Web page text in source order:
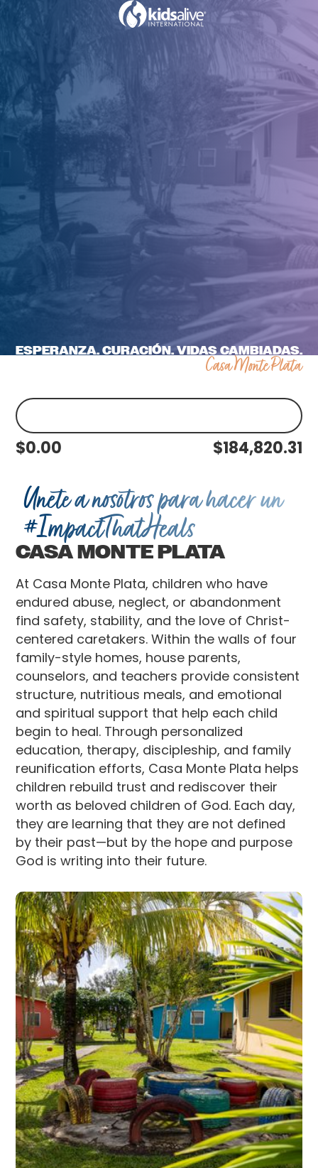
ESPERANZA. CURACIÓN. VIDAS CAMBIADAS.
Casa Monte Plata
$0.00 $184,820.31
Únete a nosotros para hacer un
#ImpactThatHeals
CASA MONTE PLATA
At Casa Monte Plata, children who have
endured abuse, neglect, or abandonment
find safety, stability, and the love of Christ-
centered caretakers. Within the walls of four
family-style homes, house parents,
counselors, and teachers provide consistent
structure, nutritious meals, and emotional
and spiritual support that help each child
begin to heal. Through personalized
education, therapy, discipleship, and family
reunification efforts, Casa Monte Plata helps
children rebuild trust and rediscover their
worth as beloved children of God. Each day,
they are learning that they are not defined
by their past—but by the hope and purpose
God is writing into their future.